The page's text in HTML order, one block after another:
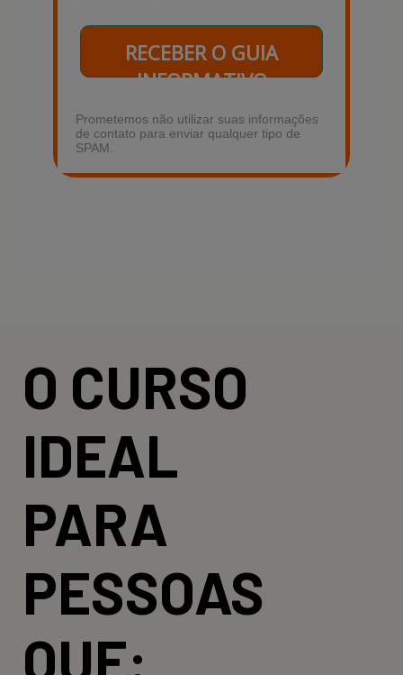
RECEBER O GUIA
INFORMATIVO
Prometemos não utilizar suas informações
de contato para enviar qualquer tipo de
SPAM.
O CURSO
IDEAL
PARA
PESSOAS
QUE: